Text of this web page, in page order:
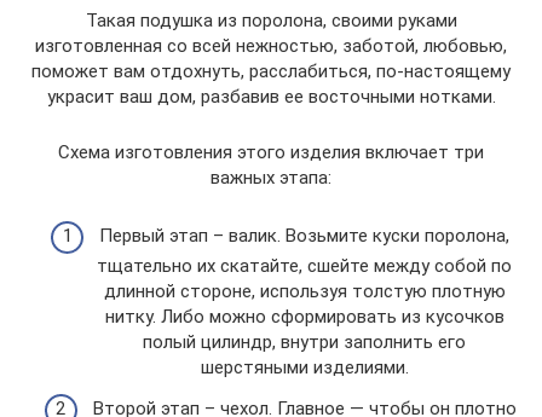
Такая подушка из поролона, своими руками
изготовленная со всей нежностью, заботой, любовью,
поможет вам отдохнуть, расслабиться, по-настоящему
украсит ваш дом, разбавив ее восточными нотками.
Схема изготовления этого изделия включает три
важных этапа:
Первый этап – валик. Возьмите куски поролона,
тщательно их скатайте, сшейте между собой по
длинной стороне, используя толстую плотную
нитку. Либо можно сформировать из кусочков
полый цилиндр, внутри заполнить его
шерстяными изделиями.
Второй этап – чехол. Главное — чтобы он плотно